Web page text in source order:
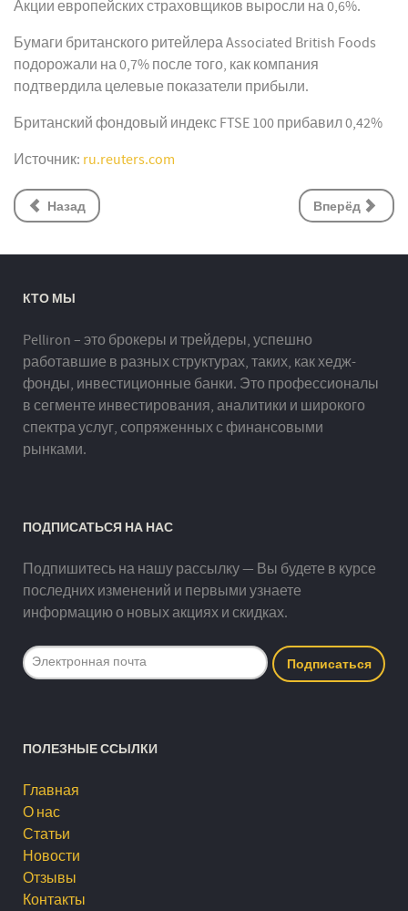
Акции европейских страховщиков выросли на 0,6%.
Бумаги британского ритейлера Associated British Foods
подорожали на 0,7% после того, как компания
подтвердила целевые показатели прибыли.
Британский фондовый индекс FTSE 100 прибавил 0,42%
Источник: ru.reuters.com
Назад Вперёд
КТО МЫ
Pelliron – это брокеры и трейдеры, успешно
работавшие в разных структурах, таких, как хедж-
фонды, инвестиционные банки. Это профессионалы
в сегменте инвестирования, аналитики и широкого
спектра услуг, сопряженных с финансовыми
рынками.
ПОДПИСАТЬСЯ НА НАС
Подпишитесь на нашу рассылку — Вы будете в курсе
последних изменений и первыми узнаете
информацию о новых акциях и скидках.
ПОЛЕЗНЫЕ ССЫЛКИ
Главная
О нас
Статьи
Новости
Отзывы
Контакты